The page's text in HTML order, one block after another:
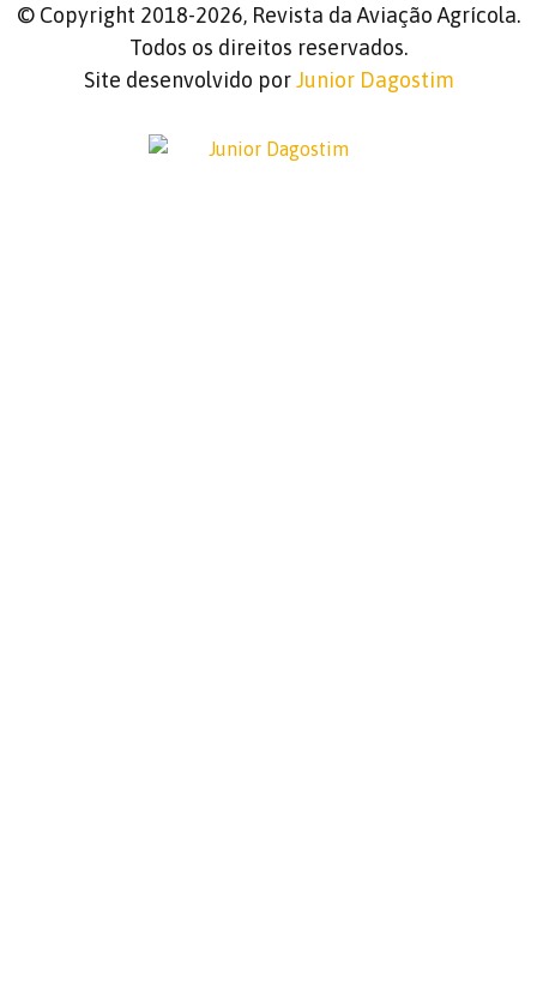
© Copyright 2018-2026, Revista da Aviação Agrícola.
Todos os direitos reservados.
Site desenvolvido porJunior Dagostim